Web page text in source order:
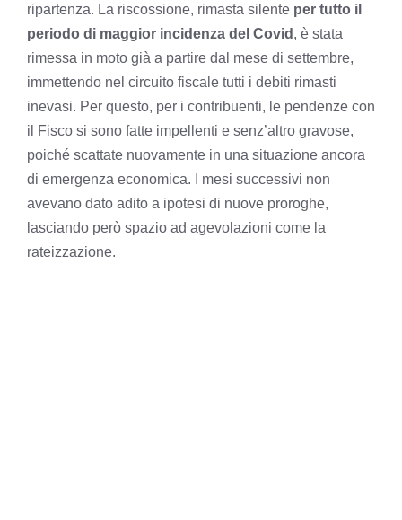
ripartenza. La riscossione, rimasta silente per tutto il
periodo di maggior incidenza del Covid , è stata
rimessa in moto già a partire dal mese di settembre,
immettendo nel circuito fiscale tutti i debiti rimasti
inevasi. Per questo, per i contribuenti, le pendenze con
il Fisco si sono fatte impellenti e senz’altro gravose,
poiché scattate nuovamente in una situazione ancora
di emergenza economica. I mesi successivi non
avevano dato adito a ipotesi di nuove proroghe,
lasciando però spazio ad agevolazioni come la
rateizzazione.